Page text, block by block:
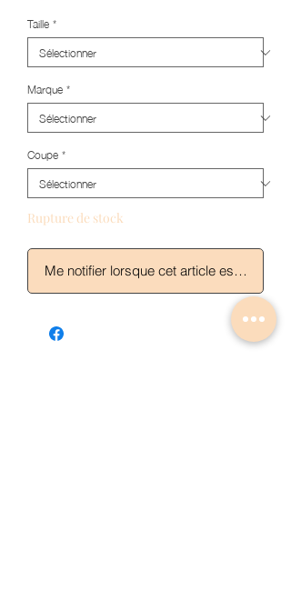
Taille*
Marque*
Coupe*
Rupture de stock
Me notifier lorsque cet article est